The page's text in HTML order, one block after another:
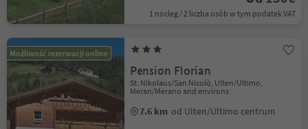
1 nocleg / 2 liczba osób w tym podatek VAT
Możliwość rezerwacji online
Pension Florian
St. Nikolaus/San Nicolò, Ulten/Ultimo,
Meran/Merano and environs
7.6 km od Ulten/Ultimo centrum